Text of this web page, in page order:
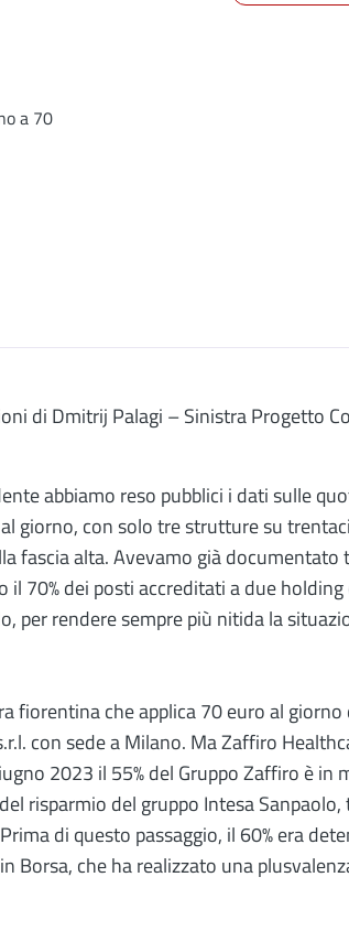
a 70
di Dmitrij Palagi – Sinistra Progetto
abbiamo reso pubblici i dati sulle
giorno, con solo tre strutture su
fascia alta. Avevamo già
il 70% dei posti accreditati a due
per rendere sempre più nitida la
fiorentina che applica 70 euro al
con sede a Milano. Ma Zaffiro
2023 il 55% del Gruppo Zaffiro è in
risparmio del gruppo Intesa
Prima di questo passaggio, il 60% era
Borsa, che ha realizzato una